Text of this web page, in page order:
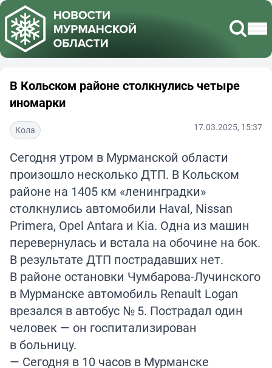
В Кольском районе столкнулись четыре
иномарки
Кола 17.03.2025, 15:37
Сегодня утром в Мурманской области
произошло несколько ДТП. В Кольском
районе на 1405 км «ленинградки»
столкнулись автомобили Haval, Nissan
Primera, Opel Antara и Kia. Одна из машин
перевернулась и встала на обочине на бок.
В результате ДТП пострадавших нет.
В районе остановки Чумбарова-Лучинского
в Мурманске автомобиль Renault Logan
врезался в автобус № 5. Пострадал один
человек — он госпитализирован
в больницу.
— Сегодня в 10 часов в Мурманске